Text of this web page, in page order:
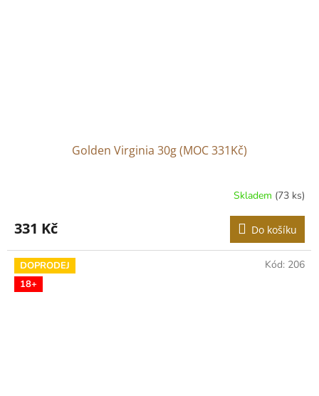
Golden Virginia 30g (MOC 331Kč)
produktu
je
3,8
5
hvězdiček.
Skladem (73 ks)
331 Kč Do košíku
DOPRODEJ
18+
Kód: 206